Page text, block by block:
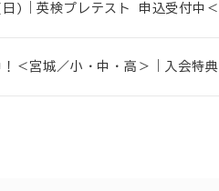
)｜英検プレテスト 申込受付中＜
＜宮城／小・中・高＞｜入会特典